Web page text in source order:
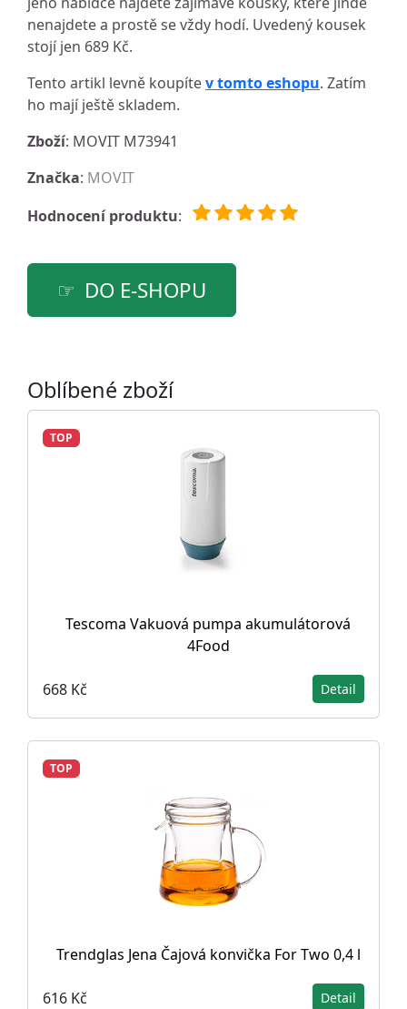
nenajdete a prostě se vždy hodí. Uvedený kousek
stojí jen 689 Kč.
Tento artikl levně koupítev tomto eshopu. Zatím
ho mají ještě skladem.
Zboží: MOVIT M73941
Značka: MOVIT
Hodnocení produktu:
DO E-SHOPU
Oblíbené zboží
TOP
Tescoma Vakuová pumpa akumulátorová
4Food
668 Kč Detail
TOP
Trendglas Jena Čajová konvička For Two 0,4 l
616 Kč Detail